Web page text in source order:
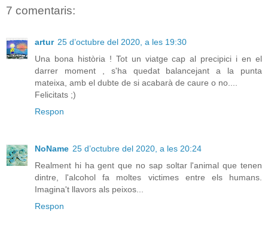
7 comentaris:
artur 25 d’octubre del 2020, a les 19:30
Una bona història ! Tot un viatge cap al precipici i en el
darrer moment , s'ha quedat balancejant a la punta
mateixa, amb el dubte de si acabarà de caure o no....
Felicitats ;)
Respon
NoName 25 d’octubre del 2020, a les 20:24
Realment hi ha gent que no sap soltar l'animal que tenen
dintre, l'alcohol fa moltes victimes entre els humans.
Imagina't llavors als peixos...
Respon